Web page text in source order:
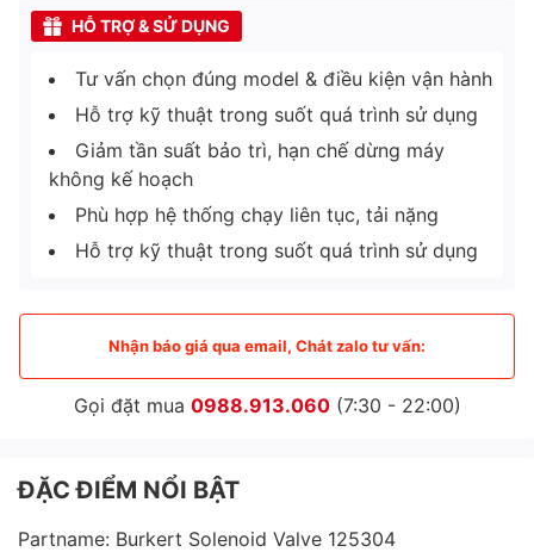
HỖ TRỢ & SỬ DỤNG
Tư vấn chọn đúng model & điều kiện vận hành
Hỗ trợ kỹ thuật trong suốt quá trình sử dụng
Giảm tần suất bảo trì, hạn chế dừng máy
không kế hoạch
Phù hợp hệ thống chạy liên tục, tải nặng
Hỗ trợ kỹ thuật trong suốt quá trình sử dụng
Nhận báo giá qua email, Chát zalo tư vấn:
Gọi đặt mua 0988.913.060(7:30 - 22:00)
ĐẶC ĐIỂM NỔI BẬT
Partname: Burkert Solenoid Valve 125304